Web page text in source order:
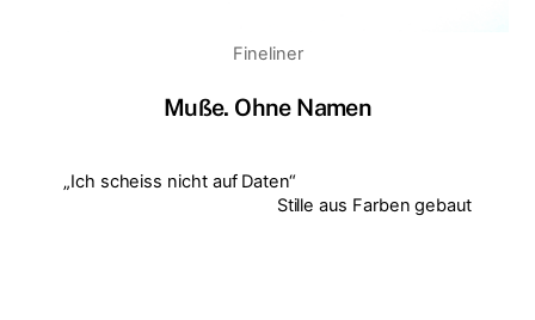
Fineliner
Muße. Ohne Namen
„Ich scheiss nicht auf Daten“
Stille aus Farben gebaut